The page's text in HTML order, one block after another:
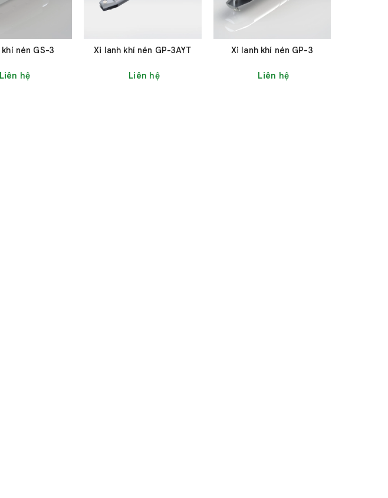
nén GS-3
Liên hệ
Xi lanh khí nén GP-3AYT
Liên hệ
Xi lanh khí nén GP-3
Liên hệ